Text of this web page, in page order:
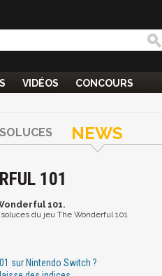
VIDÉOS CONCOURS
SOLUCES NEWS
101
101.
du jeu The Wonderful 101
sur Nintendo Switch ?